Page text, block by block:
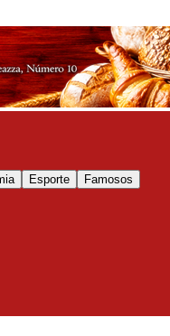
Esporte Famosos